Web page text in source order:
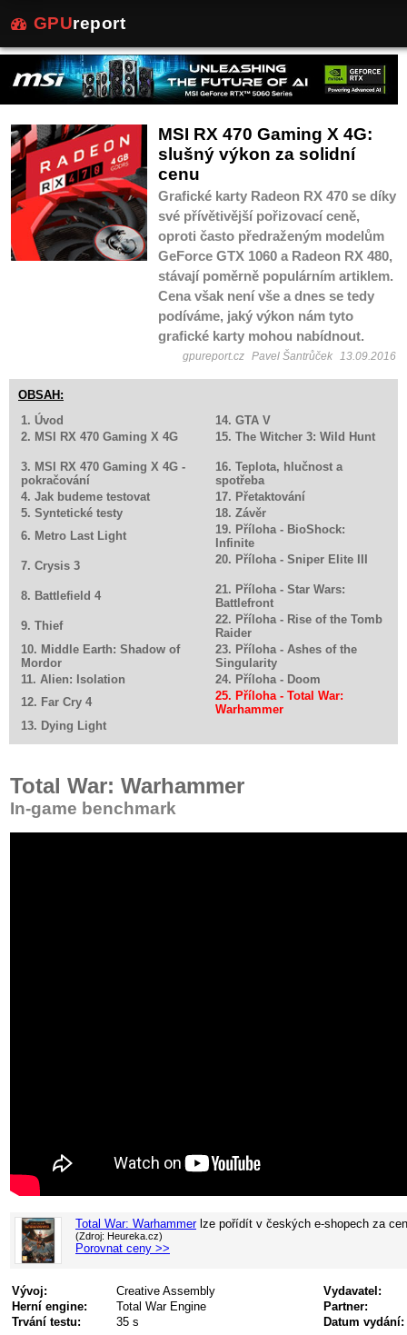
GPUreport
MSI RX 470 Gaming X 4G:
slušný výkon za solidní
cenu
Grafické karty Radeon RX 470 se díky
své přívětivější pořizovací ceně,
oproti často předraženým modelům
GeForce GTX 1060 a Radeon RX 480,
stávají poměrně populárním artiklem.
Cena však není vše a dnes se tedy
podíváme, jaký výkon nám tyto
grafické karty mohou nabídnout.
gpureport.cz Pavel Šantrůček 13.09.2016
OBSAH:
1. Úvod
14. GTA V
2. MSI RX 470 Gaming X 4G
15. The Witcher 3: Wild Hunt
3. MSI RX 470 Gaming X 4G -
pokračování
16. Teplota, hlučnost a
spotřeba
4. Jak budeme testovat
17. Přetaktování
5. Syntetické testy
18. Závěr
6. Metro Last Light
19. Příloha - BioShock:
Infinite
7. Crysis 3
20. Příloha - Sniper Elite III
8. Battlefield 4
21. Příloha - Star Wars:
Battlefront
9. Thief
22. Příloha - Rise of the Tomb
Raider
10. Middle Earth: Shadow of
Mordor
23. Příloha - Ashes of the
Singularity
11. Alien: Isolation
24. Příloha - Doom
12. Far Cry 4
25. Příloha - Total War:
Warhammer
13. Dying Light
Total War: Warhammer
In-game benchmark
Total War: Warhammerlze pořídít v českých e-shopech za
(Zdroj: Heureka.cz)
Porovnat ceny >>
Vývoj: Creative Assembly
Vydavatel:
Herní engine:
Total War Engine
Partner:
Trvání testu:
35 s Datum vydání: